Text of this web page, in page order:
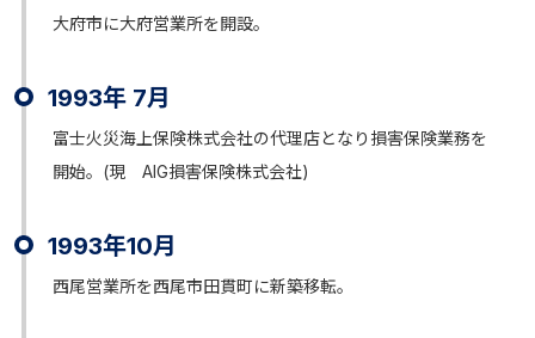
大府市に大府営業所を開設。
1993年 7月
富士火災海上保険株式会社の代理店となり損害保険業務を
開始。(現 AIG損害保険株式会社)
1993年10月
西尾営業所を西尾市田貫町に新築移転。